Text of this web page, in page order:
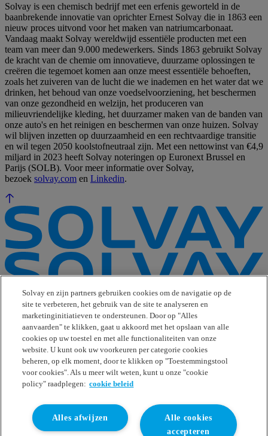
Solvay is een chemisch bedrijf met een erfenis geworteld in de
baanbrekende innovatie van oprichter Ernest Solvay die in 1863 een
nieuw proces uitvond voor het maken van natriumcarbonaat.
Vandaag maakt Solvay wereldwijd essentiële producten met een
team van meer dan 9.000 medewerkers. Sinds 1863 gebruikt Solvay
de kracht van de chemie om innovatieve, duurzame oplossingen te
creëren die tegemoet komen aan onze meest essentiële behoeften,
zoals het zuiveren van de lucht die we inademen en het water dat we
drinken, het behoud van onze voedselvoorziening, het beschermen
van onze gezondheid en welzijn, het produceren van
milieuvriendelijke kleding, het duurzamer maken van de banden van
onze auto's en het reinigen en beschermen van onze huizen. Solvay
wil blijven inzetten op duurzaamheid en een rechtvaardige transitie
en wil tegen 2050 koolstofneutraal zijn. Met een nettowinst van €4,9
miljard in 2023 heeft Solvay noteringen op Euronext Brussel en
Parijs (SOLB). Voor meer informatie over Solvay,
bezoek solvay.com en Linkedin.
e-Business
Contact Us
Suppliers
Ethics Helpline
Sitemap
Solvay's Privacy & Cookie Policy
Terms and Conditions and Legal Notice
Linkedin
WeChat
Solvay en zijn partners gebruiken cookies om de navigatie op de
site te verbeteren, het gebruik van de site te analyseren en
marketinginitiatieven te ondersteunen. Door op "Alles
aanvaarden" te klikken, gaat u akkoord met het opslaan van alle
cookies op uw toestel en met alle functionaliteiten van onze
website. U kunt ook uw voorkeuren per categorie cookies
beheren, op elk moment, door te klikken op "Toestemmingstool
voor cookies". Als u meer wilt weten, kunt u onze "cookie
policy" raadplegen: cookie beleid
Alle cookies
accepteren
Alles afwijzen